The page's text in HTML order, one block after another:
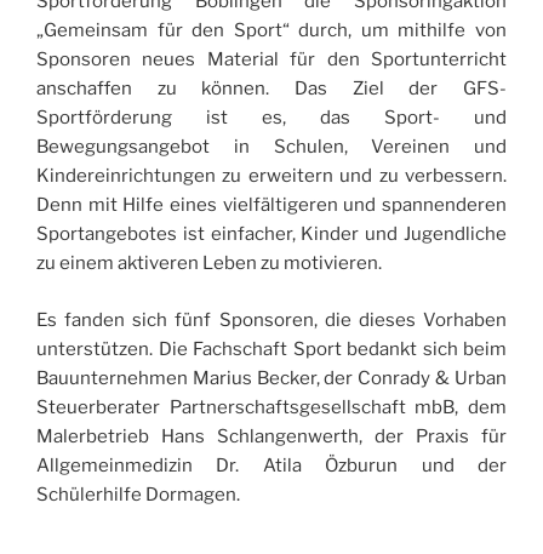
„Gemeinsam für den Sport“ durch, um mithilfe von
Sponsoren neues Material für den Sportunterricht
anschaffen zu können. Das Ziel der GFS-
Sportförderung ist es, das Sport- und
Bewegungsangebot in Schulen, Vereinen und
Kindereinrichtungen zu erweitern und zu verbessern.
Denn mit Hilfe eines vielfältigeren und spannenderen
Sportangebotes ist einfacher, Kinder und Jugendliche
zu einem aktiveren Leben zu motivieren.
Es fanden sich fünf Sponsoren, die dieses Vorhaben
unterstützen. Die Fachschaft Sport bedankt sich beim
Bauunternehmen Marius Becker, der Conrady & Urban
Steuerberater Partnerschaftsgesellschaft mbB, dem
Malerbetrieb Hans Schlangenwerth, der Praxis für
Allgemeinmedizin Dr. Atila Özburun und der
Schülerhilfe Dormagen.